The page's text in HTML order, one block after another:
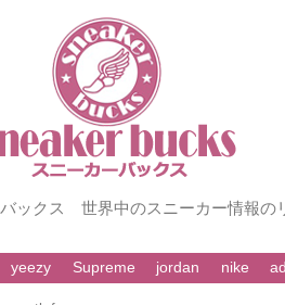
ックス 世界中のスニーカー情報の
yeezy Supreme jordan nike